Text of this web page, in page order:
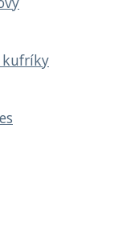
kufríky